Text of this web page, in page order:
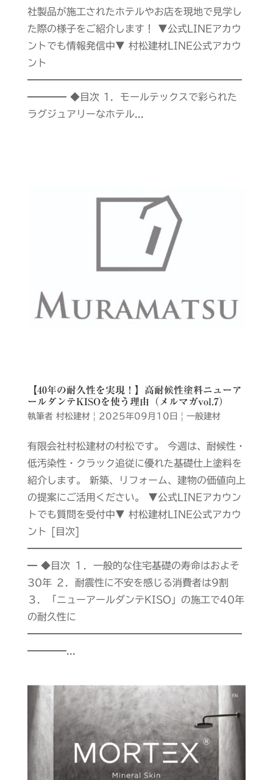
社製品が施工されたホテルやお店を現地で見学し
た際の様子をご紹介します！ ▼公式LINEアカウ
ントでも情報発信中▼ 村松建材LINE公式アカウ
ント
━━━━━━━━━━━━━━━━━━━━━━
━━━━ ◆目次 1．モールテックスで彩られた
ラグジュアリーなホテル...
【40年の耐久性を実現！】高耐候性塗料ニューア
ールダンテKISOを使う理由（メルマガvol.7）
執筆者 村松建材| 2025年09月10日 | 一般建材
有限会社村松建材の村松です。 今週は、耐候性・
低汚染性・クラック追従に優れた基礎仕上塗料を
紹介します。 新築、リフォーム、建物の価値向上
の提案にご活用ください。 ▼公式LINEアカウン
トでも質問を受付中▼ 村松建材LINE公式アカウ
ント [目次]
━━━━━━━━━━━━━━━━━━━━━━
━ ◆目次 １．一般的な住宅基礎の寿命はおよそ
30年 ２．耐震性に不安を感じる消費者は9割
３．「ニューアールダンテKISO」の施工で40年
の耐久性に
━━━━━━━━━━━━━━━━━━━━━━
━━━━...